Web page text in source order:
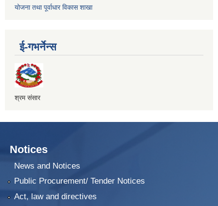
योजना तथा पूर्वाधार विकास शाखा
ई-गभर्नेन्स
श्रम संसार
Notices
News and Notices
Public Procurement/ Tender Notices
Act, law and directives